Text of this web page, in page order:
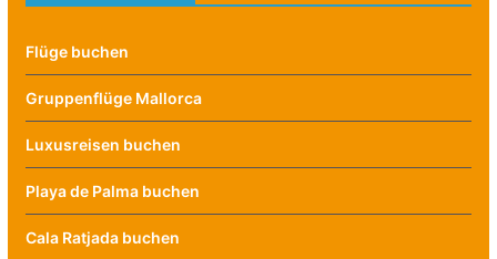
Flüge buchen
Gruppenflüge Mallorca
Luxusreisen buchen
Playa de Palma buchen
Cala Ratjada buchen